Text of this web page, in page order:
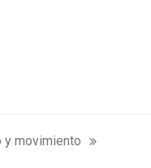
y movimiento